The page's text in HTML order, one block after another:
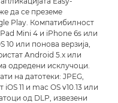
да се преземе
Play. Компатибилност
Mini 4 и iPhone 6s или
или понова верзија,
Android 5.x или
одредени исклучоци.
на датотеки: JPEG,
11 и mac OS v10.13 или
од DLP, извезени